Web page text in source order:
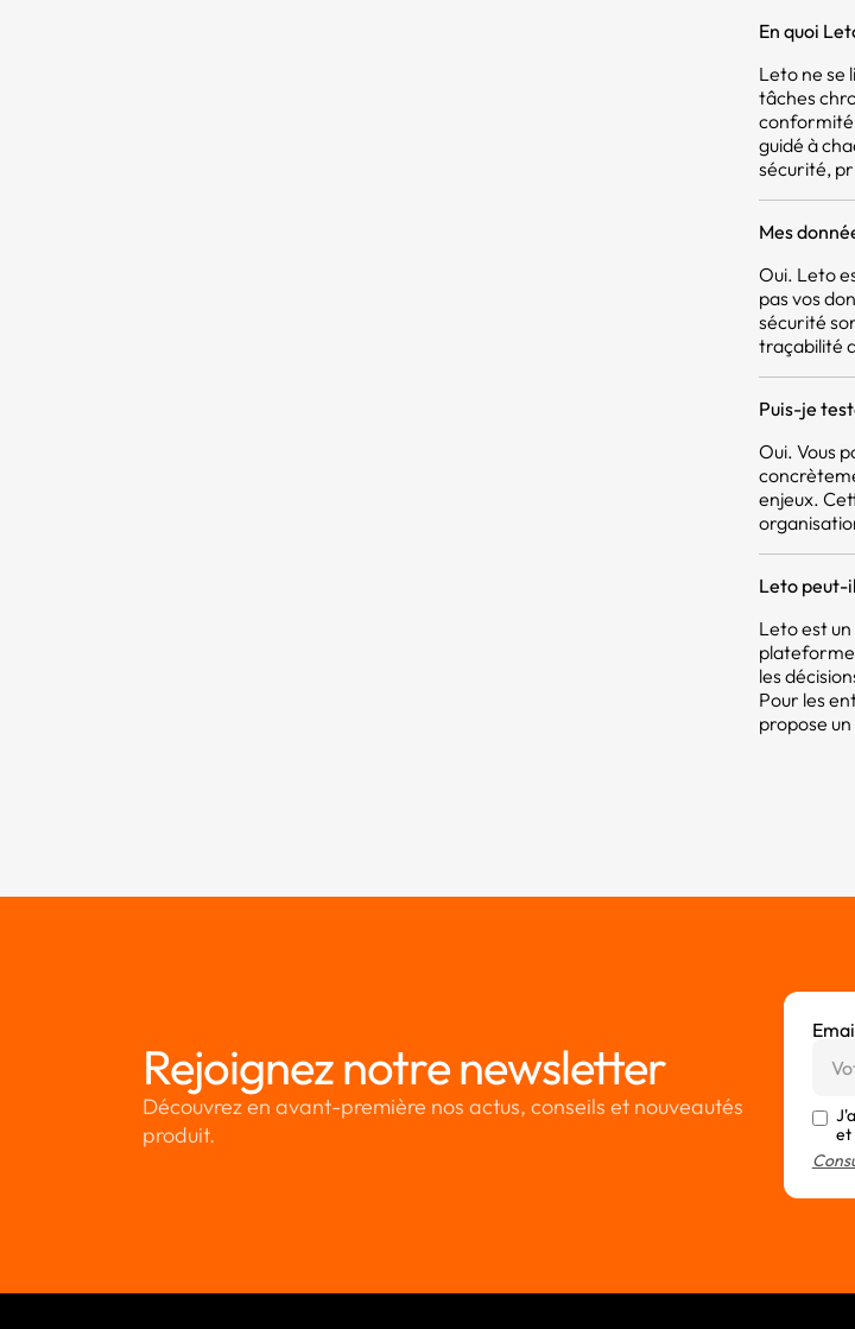
En quoi
Leto ne se
tâches
conformité
guidé à
sécurité,
Mes
Oui. Leto
pas vos
sécurité
traçabilité
Puis-je
Oui. Vous
enjeux.
Leto peut-
Leto est
les
Pour les
propose
Rejoignez notre newsletter
Découvrez en avant-première nos actus, conseils et nouveautés
produit.
et